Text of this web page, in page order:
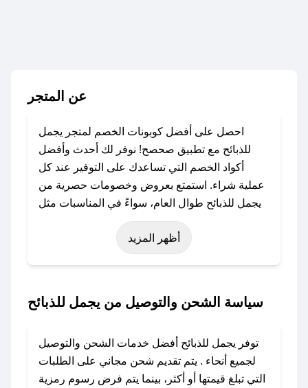
عن المتجر
احصل على أفضل كوبونات الخصم لمتجر يجمل
للذبائح مع تطبيق صحصح! نوفر لك أحدث وأفضل
أكواد الخصم التي تساعدك على التوفير عند كل
عملية شراء. استمتع بعروض وخصومات حصرية من
يجمل للذبائح طوال العام، سواءً في المناسبات مثل
عيد الفطر، عيد الأضحى، الجمعة البيضاء (شهر
نوفمبر)، رمضان، اليوم الوطني، يوم التأسيس، أو
حتى عروض خاصة أخرى.
باستخدام تطبيق صحصح، يمكنك العثور بسهولة على
الكوبون، تواصل معنا عبر تويتر أو البريد الإلكتروني
لإضافته بسرعة.
أظهر المزيد
سياسة الشحن والتوصيل من يجمل للذبائح
توفر يجمل للذبائح أفضل خدمات الشحن والتوصيل
لجميع أنحاء . يتم تقديم شحن مجاني على الطلبات
التي تبلغ قيمتها أو أكثر، بينما يتم فرض رسوم رمزية